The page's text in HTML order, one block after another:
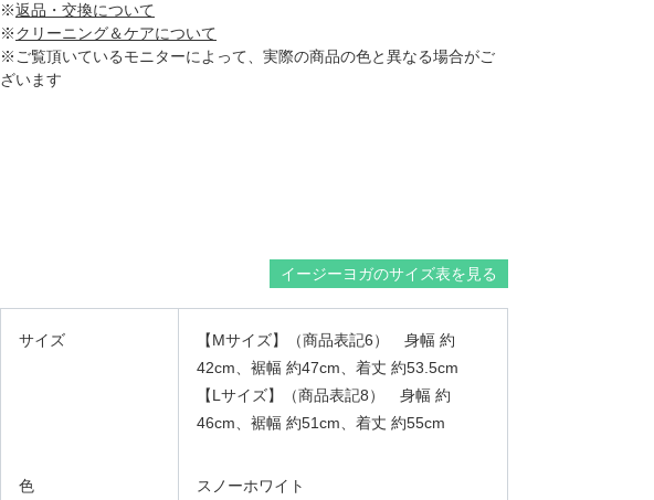
※返品・交換について
※クリーニング＆ケアについて
※ご覧頂いているモニターによって、実際の商品の色と異なる場合がご
ざいます
イージーヨガのサイズ表を見る
サイズ
【Mサイズ】（商品表記6） 身幅 約
42cm、裾幅 約47cm、着丈 約53.5cm
【Lサイズ】（商品表記8） 身幅 約
46cm、裾幅 約51cm、着丈 約55cm
色 スノーホワイト